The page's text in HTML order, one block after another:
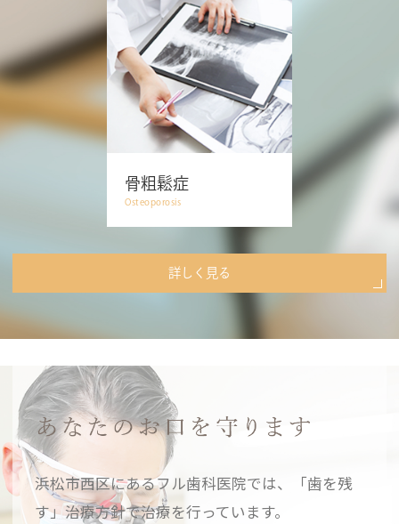
骨粗鬆症
Osteoporosis
詳しく見る
浜松市西区にあるフル歯科医院では、「歯を残
す」治療方針で治療を行っています。